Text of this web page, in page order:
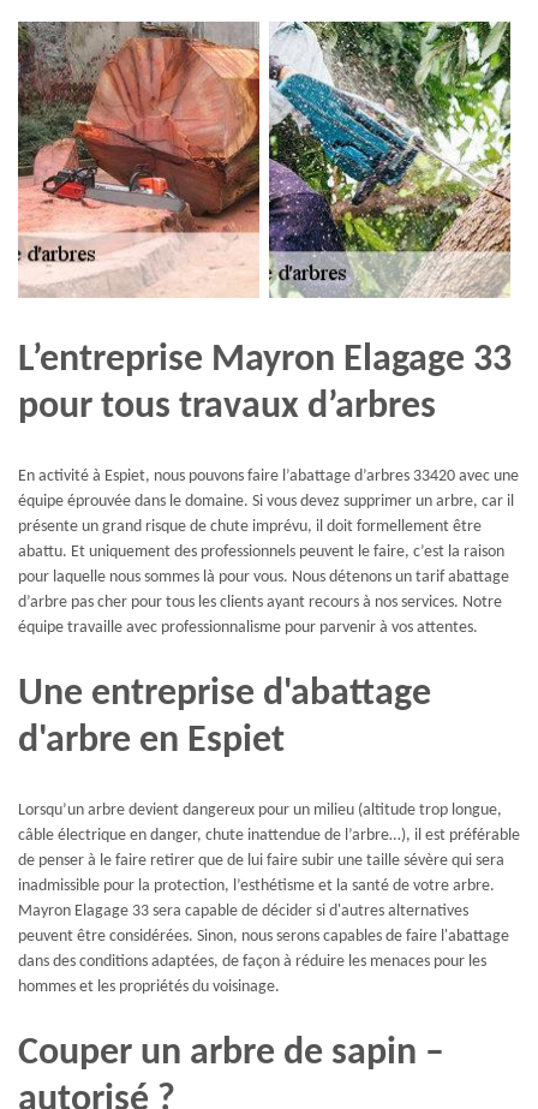
L’entreprise Mayron Elagage 33
pour tous travaux d’arbres
En activité à Espiet, nous pouvons faire l’abattage d’arbres 33420 avec une
équipe éprouvée dans le domaine. Si vous devez supprimer un arbre, car il
présente un grand risque de chute imprévu, il doit formellement être
abattu. Et uniquement des professionnels peuvent le faire, c’est la raison
pour laquelle nous sommes là pour vous. Nous détenons un tarif abattage
d’arbre pas cher pour tous les clients ayant recours à nos services. Notre
équipe travaille avec professionnalisme pour parvenir à vos attentes.
Une entreprise d'abattage
d'arbre en Espiet
Lorsqu’un arbre devient dangereux pour un milieu (altitude trop longue,
câble électrique en danger, chute inattendue de l’arbre…), il est préférable
de penser à le faire retirer que de lui faire subir une taille sévère qui sera
inadmissible pour la protection, l’esthétisme et la santé de votre arbre.
Mayron Elagage 33 sera capable de décider si d'autres alternatives
peuvent être considérées. Sinon, nous serons capables de faire l'abattage
dans des conditions adaptées, de façon à réduire les menaces pour les
hommes et les propriétés du voisinage.
Couper un arbre de sapin –
autorisé ?